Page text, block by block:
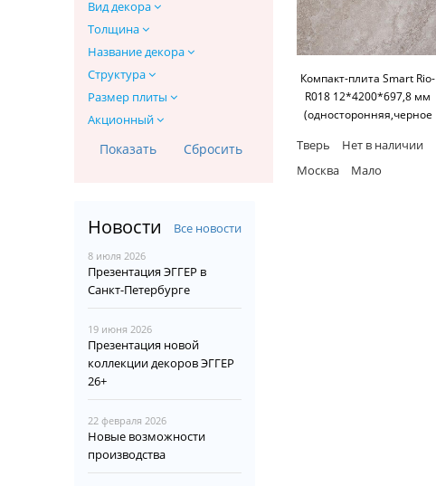
Вид декора
Толщина
Название декора
Структура
Размер плиты
Акционный
Новости Все новости
8 июля 2026
Презентация ЭГГЕР в
Санкт-Петербурге
19 июня 2026
Презентация новой
коллекции декоров ЭГГЕР
26+
22 февраля 2026
Новые возможности
производства
Компакт-плита Smart Rio-
R018 12*4200*697,8 мм
(односторонняя,черное
Тверь
Нет в наличии
Москва
Мало